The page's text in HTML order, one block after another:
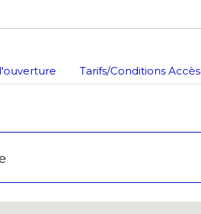
termes et conditions
Tarifs/Conditions Accès